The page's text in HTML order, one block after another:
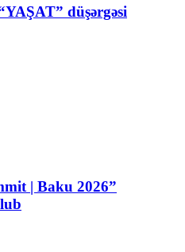
düşərgəsi
| Baku 2026”